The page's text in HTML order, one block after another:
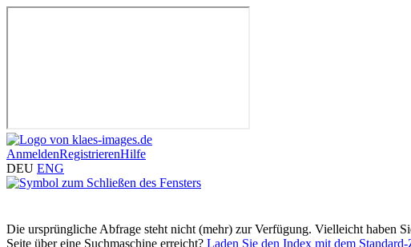
AnmeldenRegistrierenHilfe
DEU ENG
Die ursprüngliche Abfrage steht nicht (mehr) zur Verfügung. Vielleicht haben
Seite über eine Suchmaschine erreicht? Laden Sie den Index mit dem